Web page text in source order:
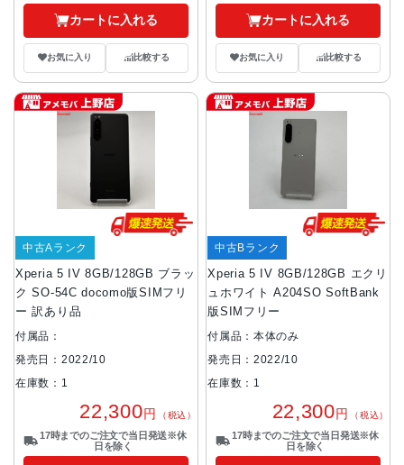
カートに入れる
お気に入り 比較する
カートに入れる
お気に入り 比較する
Xperia 5 IV 8GB/128GB ブラッ
ク SO-54C docomo版SIMフリ
ー 訳あり品
中古Aランク
付属品：
発売日：2022/10
在庫数：1
22,300円 （税込）
17時までのご注文で当日発送※休
日を除く
Xperia 5 IV 8GB/128GB エクリ
ュホワイト A204SO SoftBank
版SIMフリー
中古Bランク
付属品：本体のみ
発売日：2022/10
在庫数：1
22,300円 （税込）
17時までのご注文で当日発送※休
日を除く